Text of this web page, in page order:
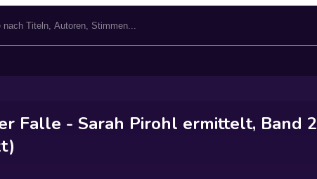
Falle - Sarah Pirohl ermittelt, Band 2